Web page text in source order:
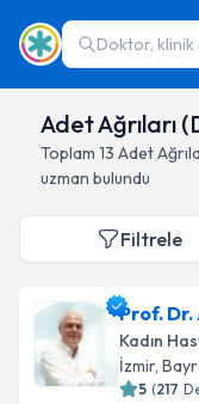
Doktor, klinik
Adet Ağrıları
Toplam 13 Adet
uzman bulundu
Filtrele
Prof.
Kadın
İzmir,
5 (217